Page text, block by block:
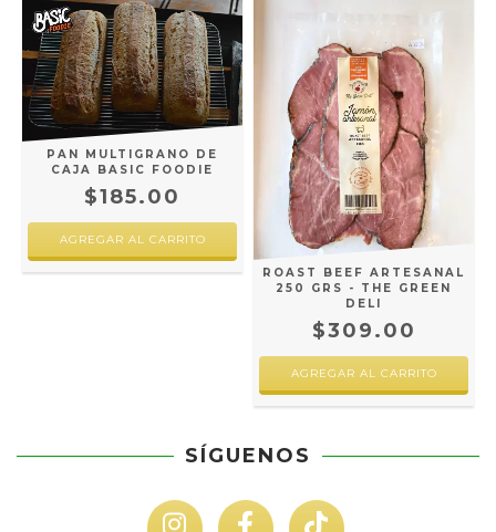
PAN MULTIGRANO DE
CAJA BASIC FOODIE
$185.00
ROAST BEEF ARTESANAL
250 GRS - THE GREEN
DELI
$309.00
SÍGUENOS